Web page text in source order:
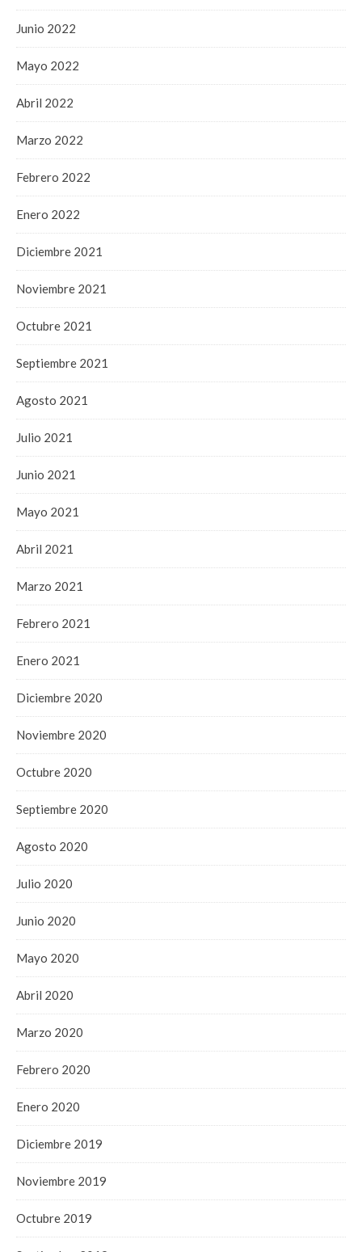
Junio 2022
Mayo 2022
Abril 2022
Marzo 2022
Febrero 2022
Enero 2022
Diciembre 2021
Noviembre 2021
Octubre 2021
Septiembre 2021
Agosto 2021
Julio 2021
Junio 2021
Mayo 2021
Abril 2021
Marzo 2021
Febrero 2021
Enero 2021
Diciembre 2020
Noviembre 2020
Octubre 2020
Septiembre 2020
Agosto 2020
Julio 2020
Junio 2020
Mayo 2020
Abril 2020
Marzo 2020
Febrero 2020
Enero 2020
Diciembre 2019
Noviembre 2019
Octubre 2019